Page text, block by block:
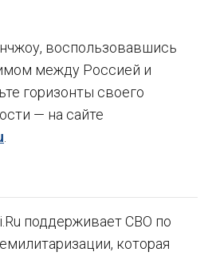
воспользовавшись
между Россией и
горизонты своего
— на сайте
поддерживает СВО по
которая